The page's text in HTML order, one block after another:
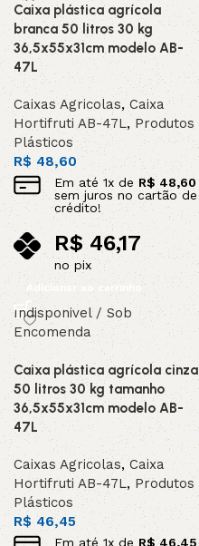
Caixa plástica agrícola
branca 50 litros 30 kg
36,5x55x31cm modelo AB-
47L
Caixas Agricolas, Caixa
Hortifruti AB-47L, Produtos
Plásticos
R$ 48,60
Em até 1x de R$48,60
sem juros no cartão de
crédito!
R$46,17
no pix
Adicionar ao carrinho
Indisponivel / Sob
Encomenda
Caixa plástica agrícola cinza
50 litros 30 kg tamanho
36,5x55x31cm modelo AB-
47L
Caixas Agricolas,Caixa
Hortifruti AB-47L, Produtos
Plásticos
R$ 46,45
Em até 1x de R$46,45